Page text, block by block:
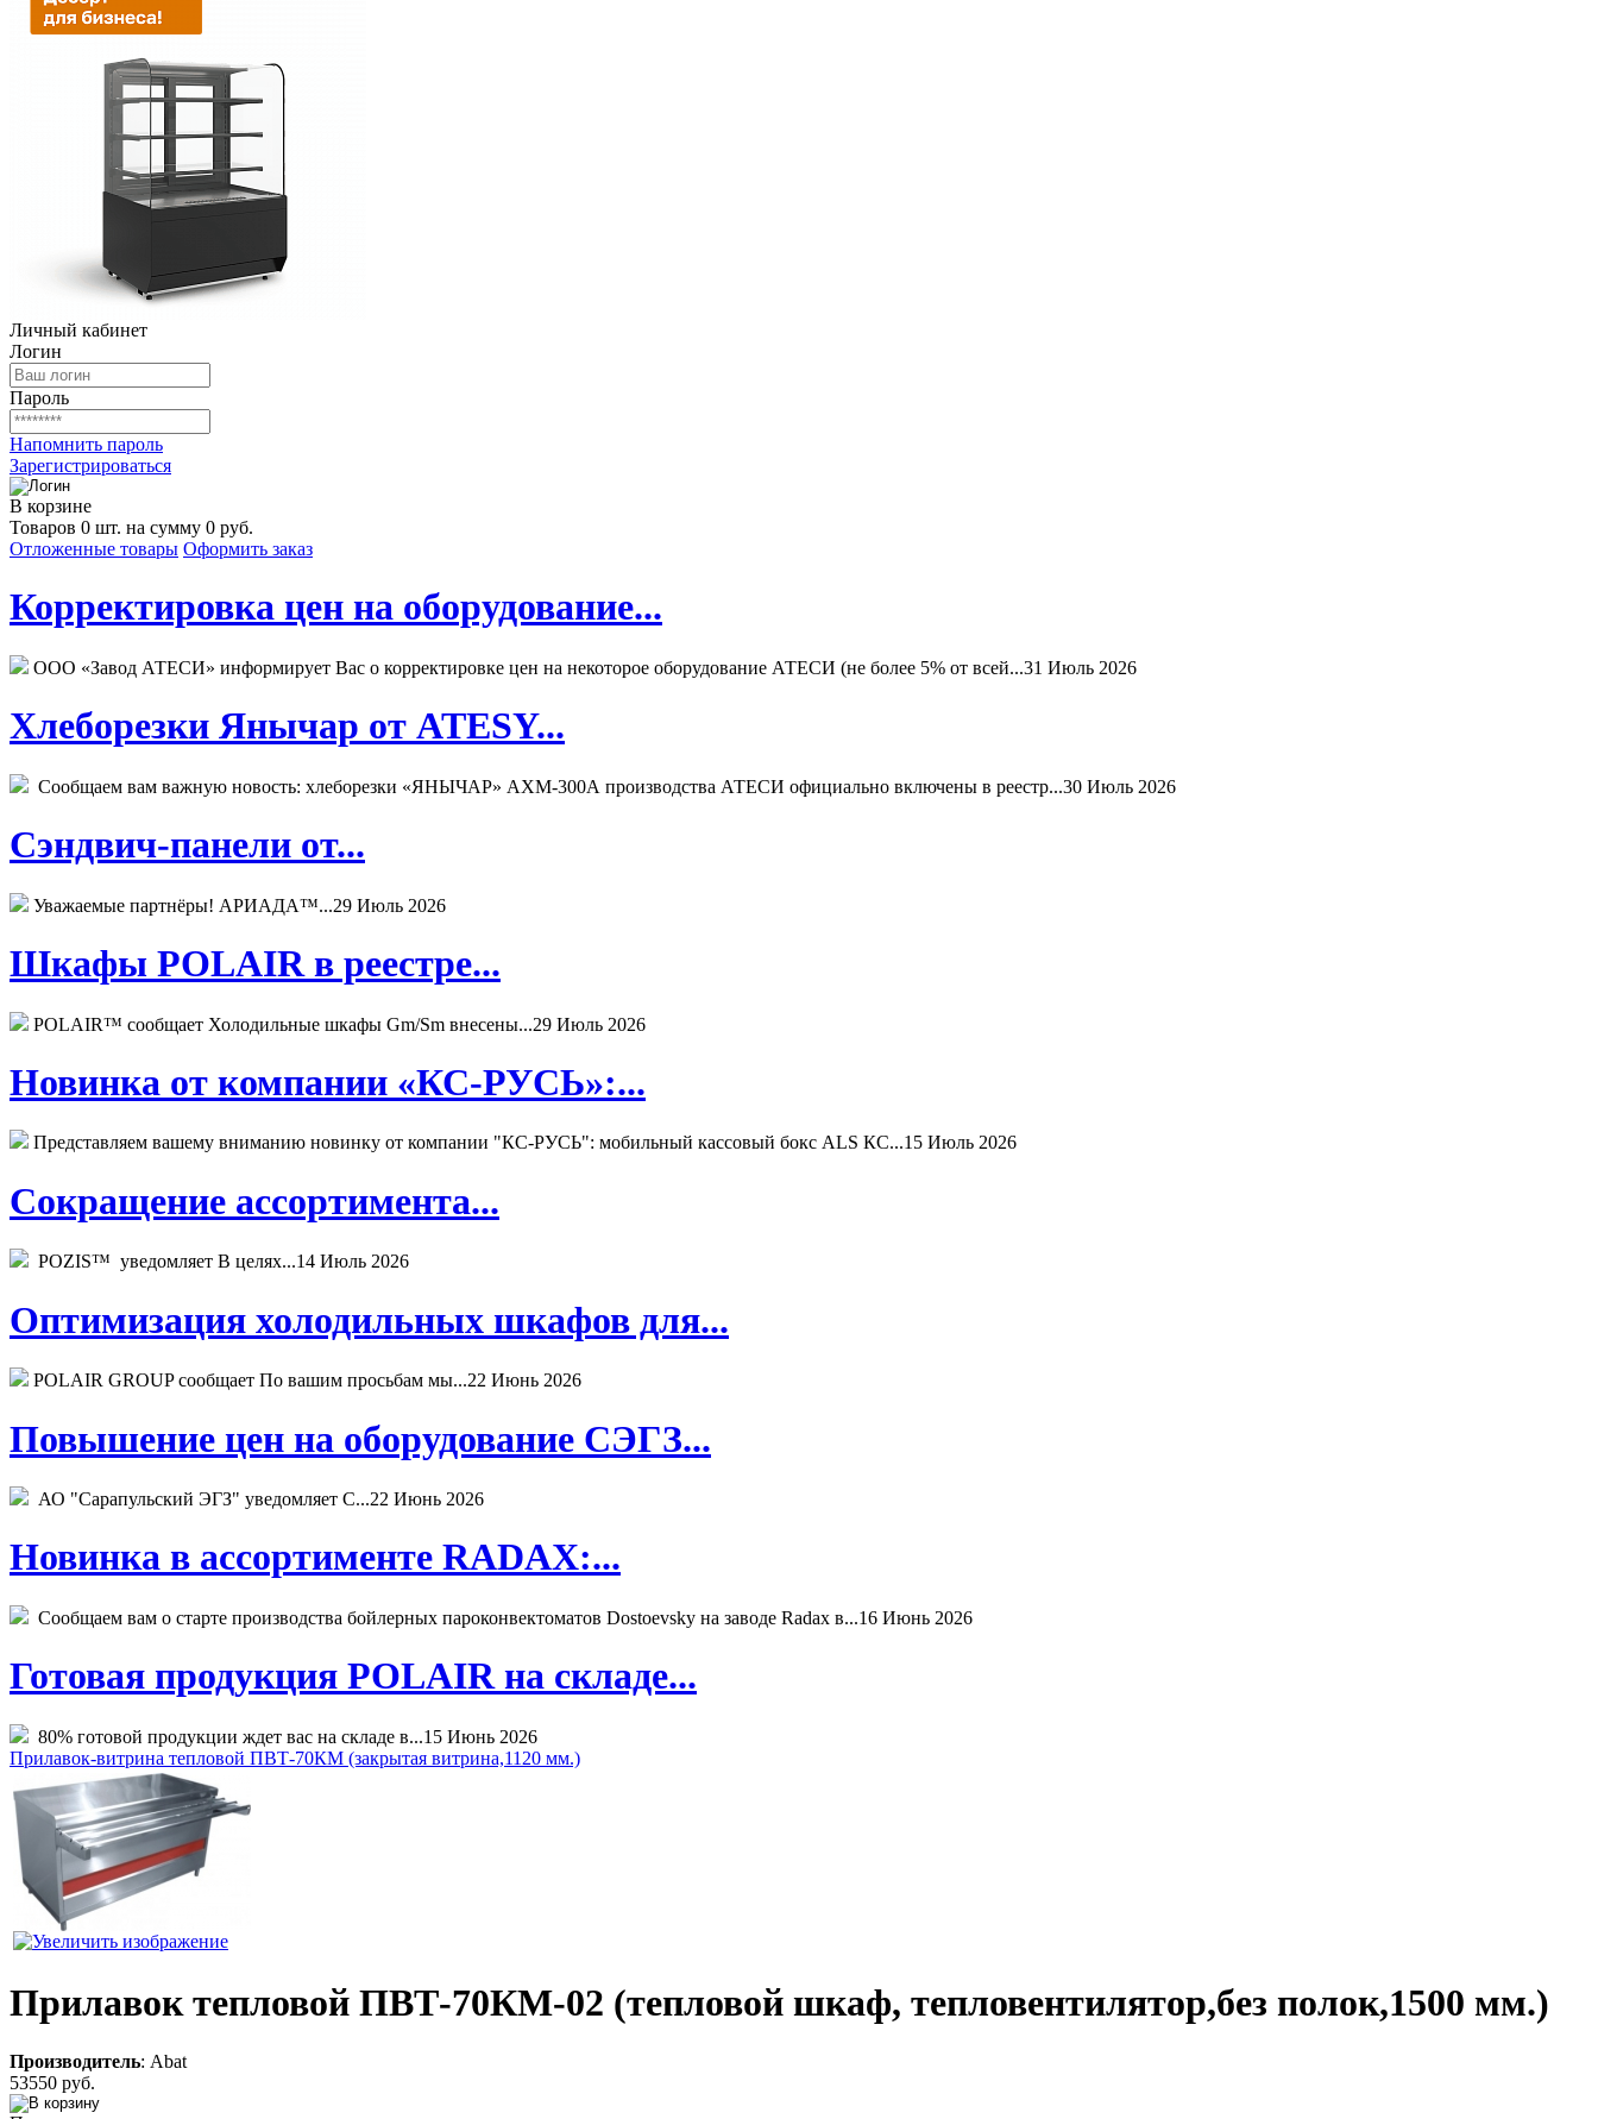
Личный кабинет
Логин
Пароль
Напомнить пароль
Зарегистрироваться
В корзине
Товаров 0 шт. на сумму 0 руб.
Отложенные товары Оформить заказ
Корректировка цен на оборудование...
ООО «Завод АТЕСИ» информирует Вас о корректировке цен на некоторое оборудование АТЕСИ (не более 5% от всей...31 Июль 2026
Хлеборезки Янычар от ATESY...
Сообщаем вам важную новость: хлеборезки «ЯНЫЧАР» АХМ-300А производства АТЕСИ официально включены в реестр...30 Июль 2026
Сэндвич-панели от...
Уважаемые партнёры! АРИАДА™...29 Июль 2026
Шкафы POLAIR в реестре...
POLAIR™ сообщает Холодильные шкафы Gm/Sm внесены...29 Июль 2026
Новинка от компании «КС-РУСЬ»:...
Представляем вашему вниманию новинку от компании "КС-РУСЬ": мобильный кассовый бокс ALS КС...15 Июль 2026
Сокращение ассортимента...
POZIS™ уведомляет В целях...14 Июль 2026
Оптимизация холодильных шкафов для...
POLAIR GROUP сообщает По вашим просьбам мы...22 Июнь 2026
Повышение цен на оборудование СЭГЗ...
АО "Сарапульский ЭГЗ" уведомляет С...22 Июнь 2026
Новинка в ассортименте RADAX:...
Сообщаем вам о старте производства бойлерных пароконвектоматов Dostoevsky на заводе Radax в...16 Июнь 2026
Готовая продукция POLAIR на складе...
80% готовой продукции ждет вас на складе в...15 Июнь 2026
Прилавок-витрина тепловой ПВТ-70КМ (закрытая витрина,1120 мм.)
Прилавок тепловой ПВТ-70КМ-02 (тепловой шкаф, тепловентилятор,без полок,1500 мм.)
Производитель: Abat
53550 руб.